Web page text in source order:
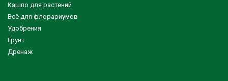
Кашпо для растений
Всё для флорариумов
Удобрения
Грунт
Дренаж